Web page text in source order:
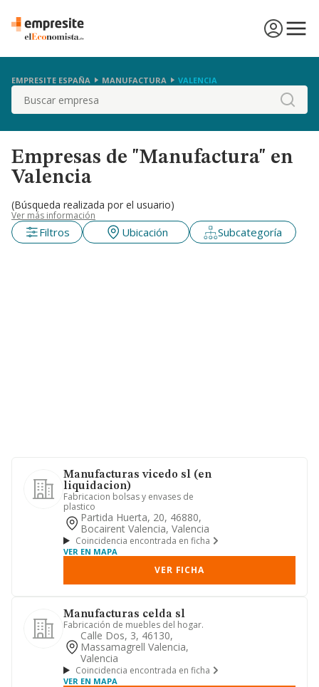
EMPRESITE ESPAÑA MANUFACTURA VALENCIA
Buscar
Empresas de "Manufactura" en
Valencia
(Búsqueda realizada por el usuario)
Ver más información
Filtros Ubicación Subcategoría
Manufacturas vicedo sl (en
liquidacion)
Fabricacion bolsas y envases de
plastico
Partida Huerta, 20, 46880,
Bocairent Valencia, Valencia
Coincidencia encontrada en ficha
VER EN MAPA
VER FICHA
Manufacturas celda sl
Fabricación de muebles del hogar.
Calle Dos, 3, 46130,
Massamagrell Valencia,
Valencia
Coincidencia encontrada en ficha
VER EN MAPA